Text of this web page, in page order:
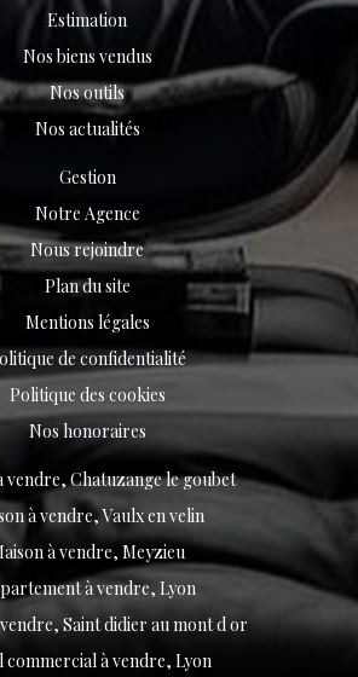
Estimation
Nos biens vendus
Nos outils
Nos actualités
Gestion
Notre Agence
Nous rejoindre
Plan du site
Mentions légales
de confidentialité
Politique des cookies
Nos honoraires
vendre, Chatuzange le goubet
à vendre, Vaulx en velin
à vendre, Meyzieu
à vendre, Lyon
Saint didier au mont d or
commercial à vendre, Lyon